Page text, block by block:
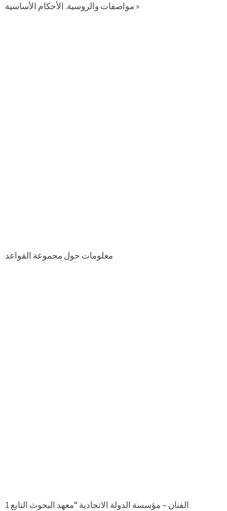
مواصفات والروسية. الأحكام الأساسية »
معلومات حول مجموعة القواعد
1 الفنان – مؤسسة الدولة الاتحادية “معهد البحوث التابع